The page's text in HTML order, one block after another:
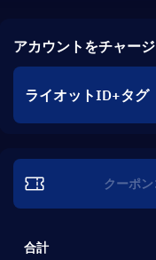
アカウントをチャージ
ライオットID+タグ
合計